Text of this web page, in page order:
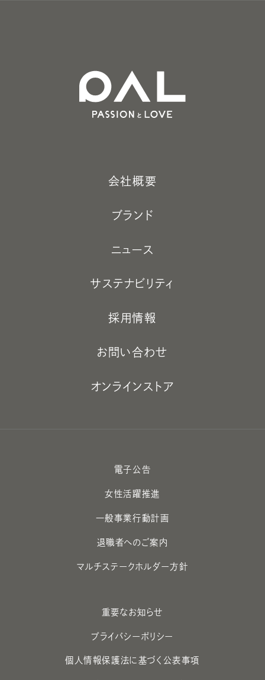
会社概要
ブランド
ニュース
サステナビリティ
採用情報
お問い合わせ
オンラインストア
電子公告
女性活躍推進
一般事業行動計画
退職者へのご案内
マルチステークホルダー方針
重要なお知らせ
プライバシーポリシー
個人情報保護法に基づく公表事項